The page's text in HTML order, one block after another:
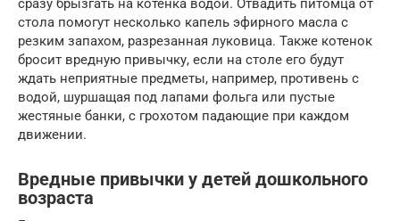
сразу брызгать на котенка водой. Отвадить питомца от
стола помогут несколько капель эфирного масла с
резким запахом, разрезанная луковица. Также котенок
бросит вредную привычку, если на столе его будут
ждать неприятные предметы, например, противень с
водой, шуршащая под лапами фольга или пустые
жестяные банки, с грохотом падающие при каждом
движении.
Вредные привычки у детей дошкольного
возраста